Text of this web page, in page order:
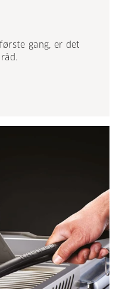
gang, er det